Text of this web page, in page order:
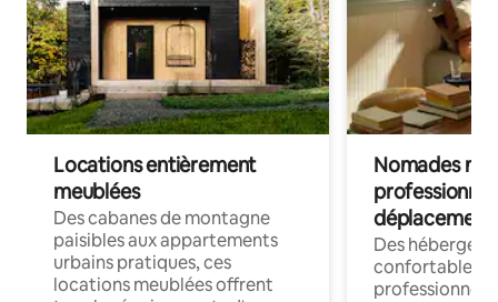
Locations entièrement
meublées
Des cabanes de montagne
paisibles aux appartements
urbains pratiques, ces
locations meublées offrent
Nomades
déplacement
Des
confortables
professionnels